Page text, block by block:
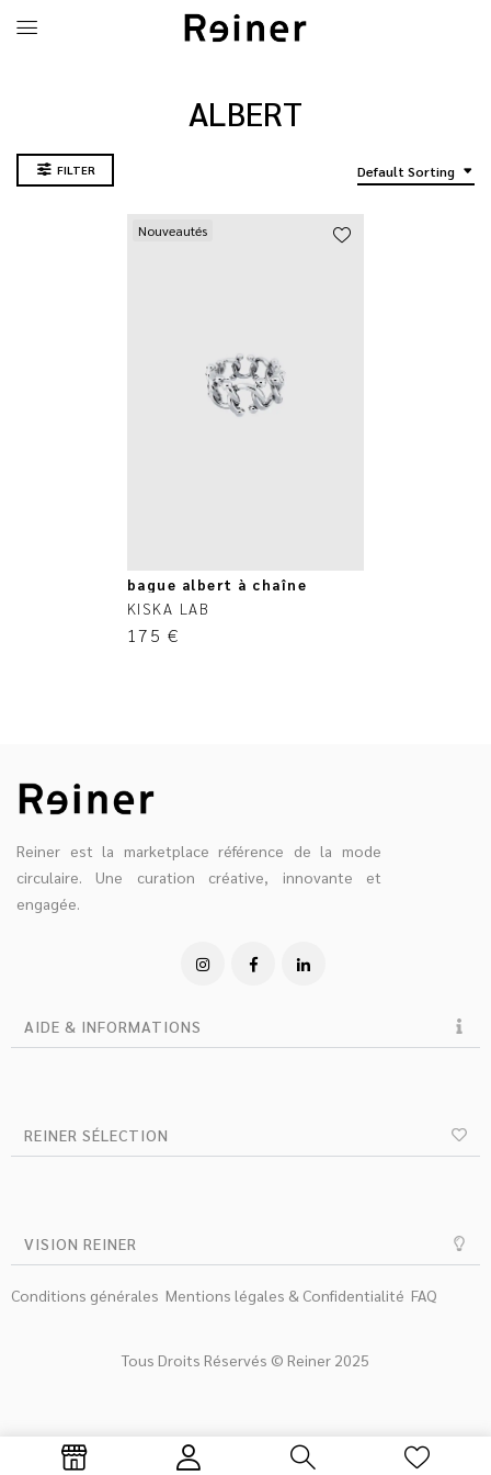
ALBERT
FILTER Default Sorting
Nouveautés
bague albert à chaîne
KISKA LAB
175 €
Reiner est la marketplace référence de la mode
circulaire. Une curation créative, innovante et
engagée.
AIDE & INFORMATIONS
REINER SÉLECTION
VISION REINER
Conditions générales Mentions légales & Confidentialité FAQ
Tous Droits Réservés © Reiner 2025